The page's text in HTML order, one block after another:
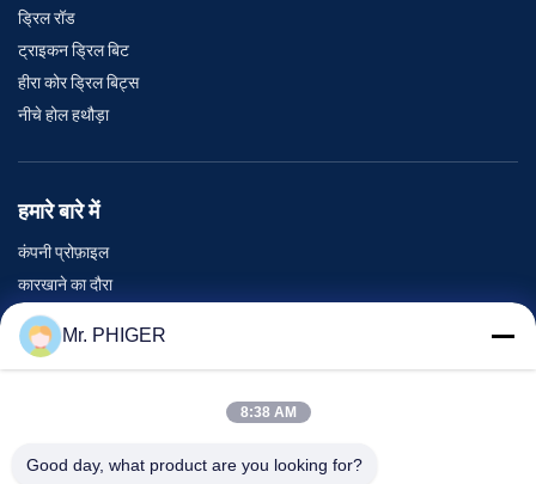
ड्रिल रॉड
ट्राइकन ड्रिल बिट
हीरा कोर ड्रिल बिट्स
नीचे होल हथौड़ा
हमारे बारे में
कंपनी प्रोफ़ाइल
कारखाने का दौरा
गुणवत्ता नियंत्रण
साइटमैप
घटनाएँ
Mr. PHIGER
8:38 AM
Good day, what product are you looking for?